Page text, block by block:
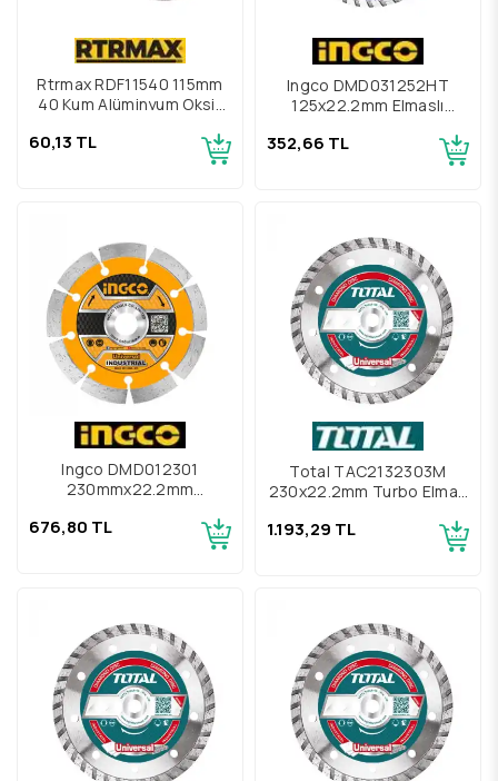
Rtrmax RDF11540 115mm
40 Kum Alüminyum Oksit
60,13 TL
Ingco DMD031252HT
125x22.2mm Elmaslı
352,66 TL
Ingco DMD012301
230mmx22.2mm
676,80 TL
Total TAC2132303M
230x22.2mm Turbo Elmas
1.193,29 TL